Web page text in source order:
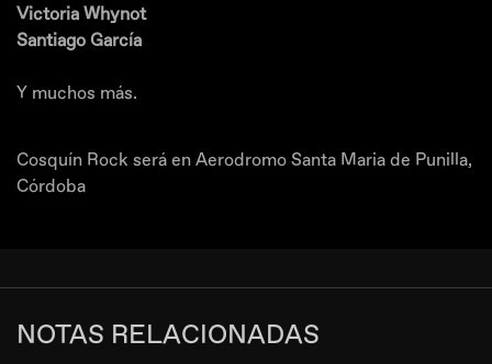
Victoria Whynot
Santiago García
Y muchos más.
Cosquín Rock será en Aerodromo Santa Maria de Punilla,
Córdoba
NOTAS RELACIONADAS